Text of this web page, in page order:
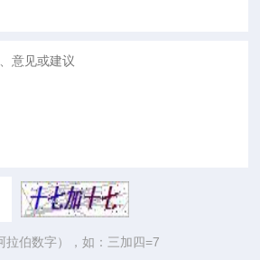
拉伯数字），如：三加四=7